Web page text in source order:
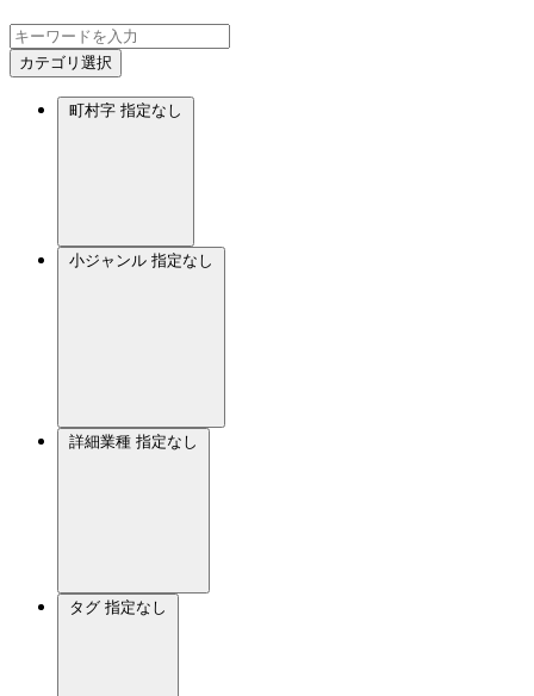
カテゴリ選択
町村字 指定なし
小ジャンル 指定なし
詳細業種 指定なし
タグ 指定なし